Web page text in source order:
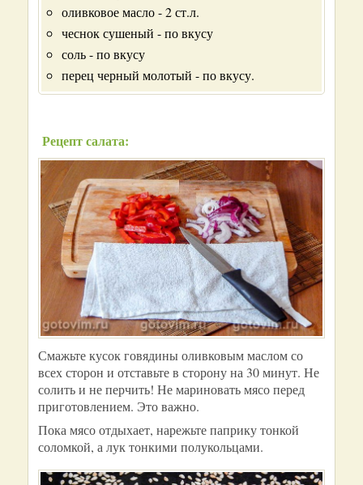
оливковое масло - 2 ст.л.
чеснок сушеный - по вкусу
соль - по вкусу
перец черный молотый - по вкусу.
Рецепт салата:
Смажьте кусок говядины оливковым маслом со
всех сторон и отставьте в сторону на 30 минут. Не
солить и не перчить! Не мариновать мясо перед
приготовлением. Это важно.
Пока мясо отдыхает, нарежьте паприку тонкой
соломкой, а лук тонкими полукольцами.